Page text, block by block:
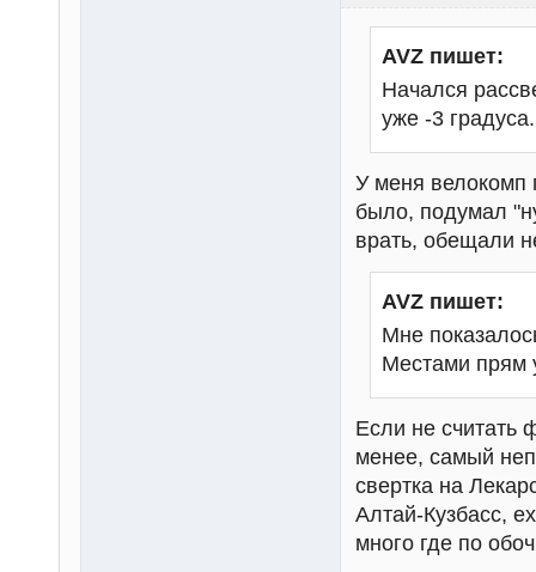
AVZ пишет:
Начался
уже -3 градуса.
У меня велокомп
было, подумал
врать, обещали
AVZ пишет:
Мне
Местами прям
Если не считать
менее, самый
свертка на
Алтай-Кузбасс,
много где по